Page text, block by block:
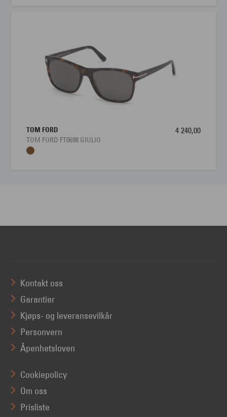
TOM FORD
TOM FORD FT0698 GIULIO
4 240,00
Kontakt oss
Garantier
Kjøps- og leveransevilkår
Personvern
Åpenhetsloven
Cookiepolicy
Om oss
Prisliste